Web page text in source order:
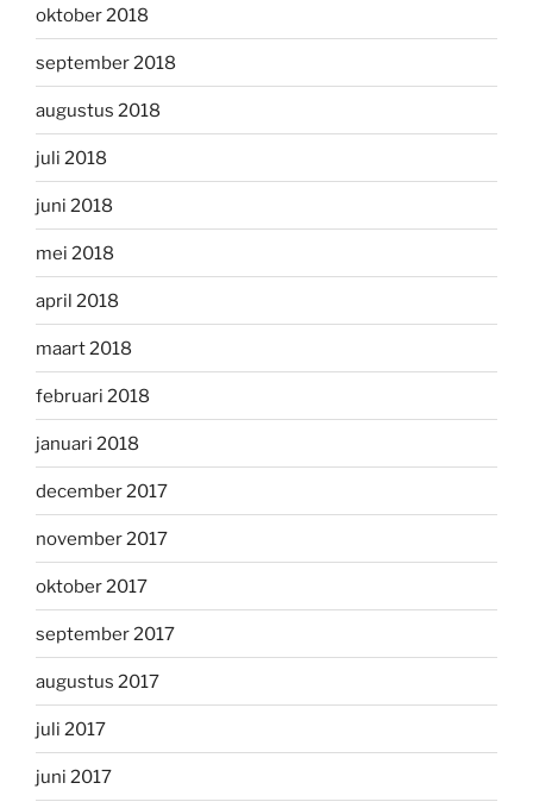
oktober 2018
september 2018
augustus 2018
juli 2018
juni 2018
mei 2018
april 2018
maart 2018
februari 2018
januari 2018
december 2017
november 2017
oktober 2017
september 2017
augustus 2017
juli 2017
juni 2017